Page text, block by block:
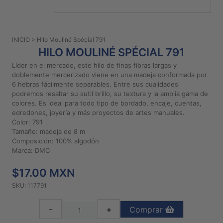
Preguntas
Aviso De
Privacidad
Políticas
Compra
Diseños
INICIO > Hilo Mouliné Spécial 791
HILO MOULINÉ SPÉCIAL 791
Líder en el mercado, este hilo de finas fibras largas y
doblemente mercerizado viene en una madeja conformada por
6 hebras fácilmente separables. Entre sus cualidades
podremos resaltar su sutil brillo, su textura y la amplia gama de
colores. Es ideal para todo tipo de bordado, encaje, cuentas,
edredones, joyería y más proyectos de artes manuales.
Color: 791
Tamaño: madeja de 8 m
Composición: 100% algodón
Marca: DMC
$17.00 MXN
SKU: 117791
- + Comprar